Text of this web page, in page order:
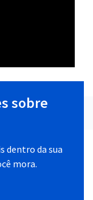
sobre
dentro da sua
mora.